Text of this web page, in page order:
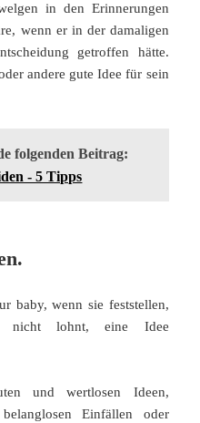
in den Erinnerungen
wenn er in der damaligen
getroffen hätte.
andere gute Idee für sein
folgenden Beitrag:
- 5 Tipps
baby, wenn sie feststellen,
nicht lohnt, eine Idee
und wertlosen Ideen,
Einfällen oder